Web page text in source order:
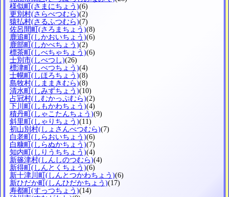
様似町 (さまにちょう)(6)
更別村(さらべつむら)(2)
猿払村(さるふつむら)(7)
佐呂間町 (さろまちょう)(8)
鹿追町 (しかおいちょう)(6)
鹿部町 (しかべちょう)(2)
標茶町 (しべちゃちょう)(6)
士別市(しべつし)(26)
標津町 (しべつちょう)(4)
士幌町 (しほろちょう)(8)
島牧村(しままきむら)(8)
清水町 (しみずちょう)(10)
占冠村(しむかっぷむら)(2)
下川町 (しもかわちょう)(4)
積丹町 (しゃこたんちょう)(9)
斜里町 (しゃりちょう)(11)
初山別村(しょさんべつむら)(7)
白老町 (しらおいちょう)(6)
白糠町 (しらぬかちょう)(7)
知内町 (しりうちちょう)(4)
新篠津村(しんしのつむら)(4)
新得町 (しんとくちょう)(6)
新十津川町 (しんとつかわちょう)(6)
新ひだか町 (しんひだかちょう)(17)
寿都町 (すっつちょう)(14)